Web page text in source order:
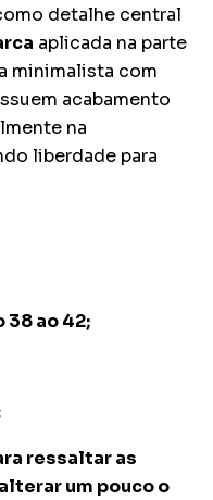
detalhe central
aplicada na parte
minimalista com
acabamento
na
liberdade para
ao 42;
ressaltar as
um pouco o